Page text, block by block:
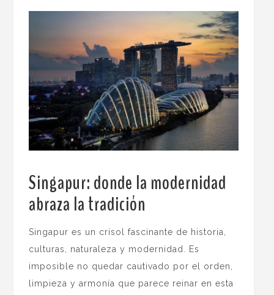
Singapur: donde la modernidad
abraza la tradición
Singapur es un crisol fascinante de historia,
culturas, naturaleza y modernidad. Es
imposible no quedar cautivado por el orden,
limpieza y armonía que parece reinar en esta